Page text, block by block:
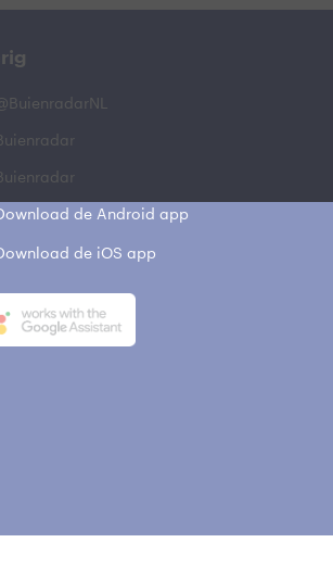
de Android app
de iOS app